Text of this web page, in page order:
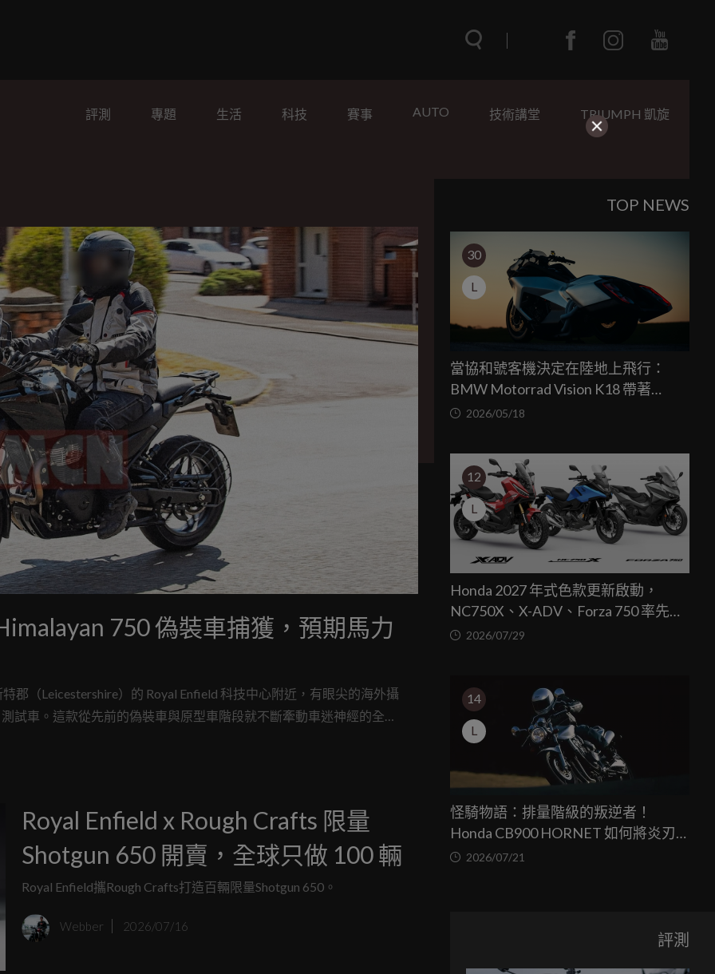
評測 專題 生活 科技 賽事 AUTO 技術講堂 TRIUMPH 凱旋
750 偽裝車捕獲，預期馬力
郡（Leicestershire）的 Royal Enfield 科技中心附近，有眼尖的海外攝
試車。這款從先前的偽裝車與原型車階段就不斷牽動車迷神經的全新
Royal Enfield x Rough Crafts 限量
Shotgun 650 開賣，全球只做 100 輛
Royal Enfield攜Rough Crafts打造百輛限量Shotgun 650。
Webber 2026/07/16
TOP NEWS
30
L
當協和號客機決定在陸地上飛行：
BMW Motorrad Vision K18 帶著
1800c.c. 直六心臟優雅落地
2026/05/18
12
L
Honda 2027 年式色款更新啟動，
NC750X、X-ADV、Forza 750 率先登
場 2026/07/29
14
L
怪騎物語：排量階級的叛逆者！
Honda CB900 HORNET 如何將炎刃
之心塞進輕檔骨架
2026/07/21
評測